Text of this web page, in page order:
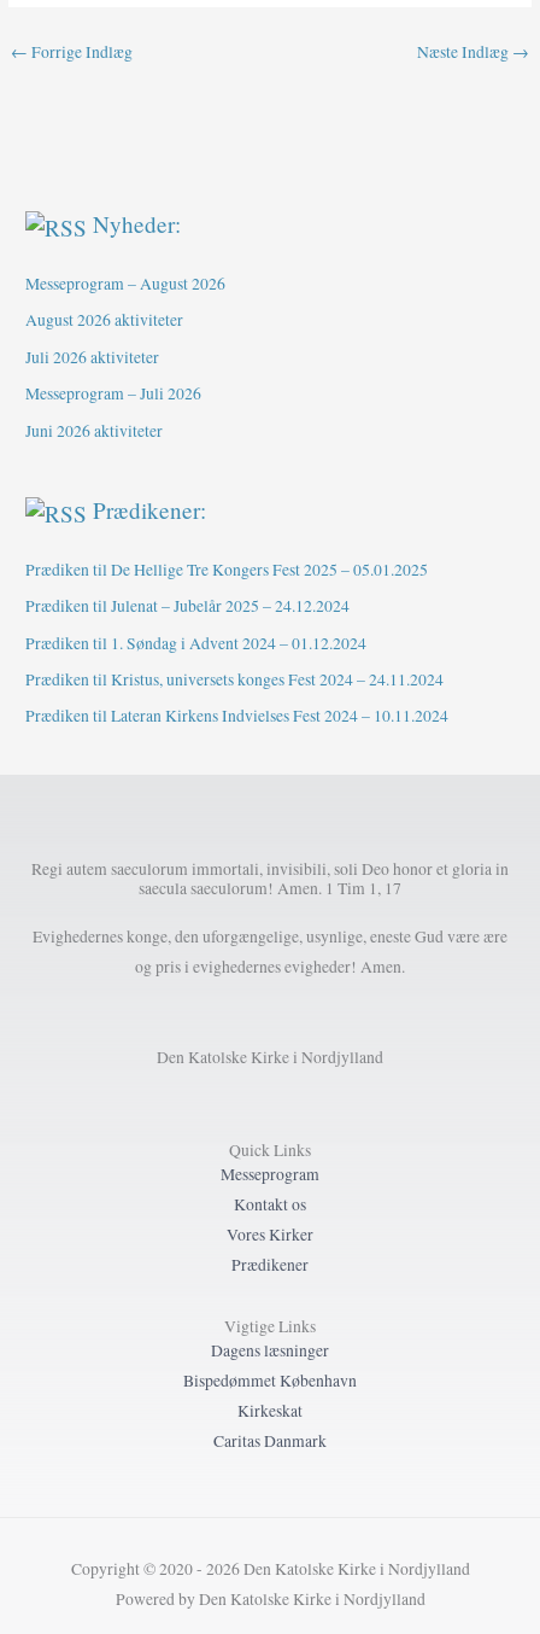
← Forrige Indlæg Næste Indlæg →
Nyheder:
Messeprogram – August 2026
August 2026 aktiviteter
Juli 2026 aktiviteter
Messeprogram – Juli 2026
Juni 2026 aktiviteter
Prædikener:
Prædiken til De Hellige Tre Kongers Fest 2025 – 05.01.2025
Prædiken til Julenat – Jubelår 2025 – 24.12.2024
Prædiken til 1. Søndag i Advent 2024 – 01.12.2024
Prædiken til Kristus, universets konges Fest 2024 – 24.11.2024
Prædiken til Lateran Kirkens Indvielses Fest 2024 – 10.11.2024
Regi autem saeculorum immortali, invisibili, soli Deo honor et gloria in
saecula saeculorum! Amen. 1 Tim 1, 17
Evighedernes konge, den uforgængelige, usynlige, eneste Gud være ære
og pris i evighedernes evigheder! Amen.
Den Katolske Kirke i Nordjylland
Quick Links
Messeprogram
Kontakt os
Vores Kirker
Prædikener
Vigtige Links
Dagens læsninger
Bispedømmet København
Kirkeskat
Caritas Danmark
Copyright © 2020 - 2026 Den Katolske Kirke i Nordjylland
Powered by Den Katolske Kirke i Nordjylland